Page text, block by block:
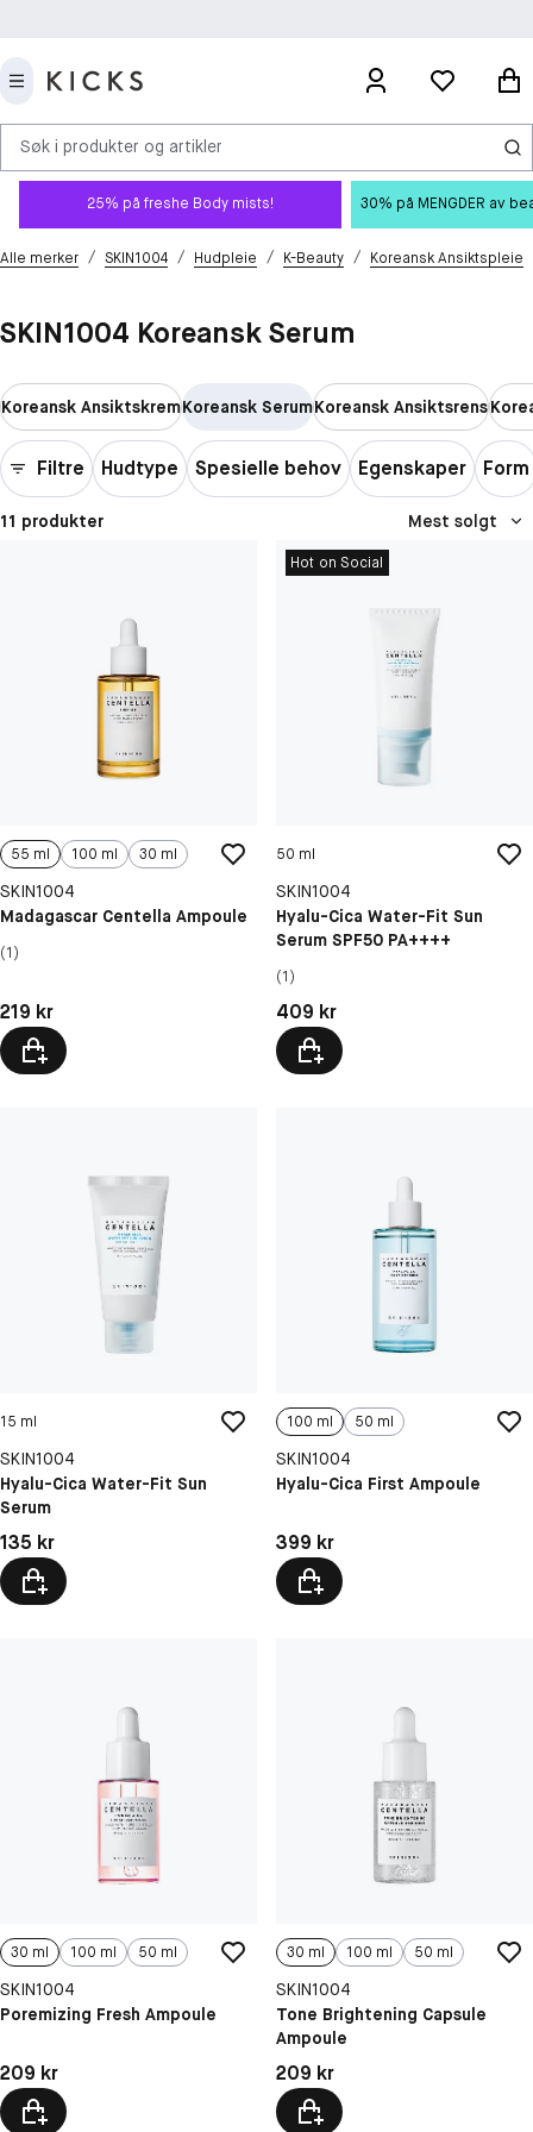
Søk i produkter og artikler
25% på freshe Body mists! 30% på MENGDER av
Alle merker / SKIN1004 / Hudpleie / K-Beauty / Koreansk Ansiktspleie
SKIN1004 Koreansk Serum
Koreansk AnsiktskremKoreansk SerumKoreansk Ansiktsrens
Filtre Hudtype Spesielle behov Egenskaper Form
11 produkter Mest solgt
55 ml 100 ml 30 ml
SKIN1004
Madagascar Centella Ampoule
(1)
Pris: 219 kr
219 kr
Hot on Social
50 ml
SKIN1004
Hyalu-Cica Water-Fit Sun
Serum SPF50 PA++++
(1)
Pris: 409 kr
409 kr
15 ml
SKIN1004
Hyalu-Cica Water-Fit Sun
Serum
Pris: 135 kr
135 kr
100 ml 50 ml
SKIN1004
Hyalu-Cica First Ampoule
Pris: 399 kr
399 kr
30 ml 100 ml 50 ml
SKIN1004
Poremizing Fresh Ampoule
Pris: 209 kr
209 kr
30 ml 100 ml 50 ml
SKIN1004
Tone Brightening Capsule
Ampoule
Pris: 209 kr
209 kr